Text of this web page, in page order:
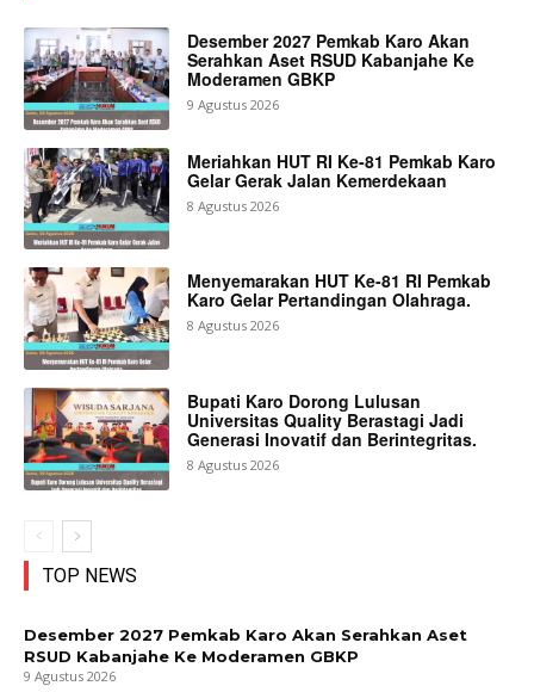
Desember 2027 Pemkab Karo Akan
Serahkan Aset RSUD Kabanjahe Ke
Moderamen GBKP
9 Agustus 2026
Meriahkan HUT RI Ke-81 Pemkab Karo
Gelar Gerak Jalan Kemerdekaan
8 Agustus 2026
Menyemarakan HUT Ke-81 RI Pemkab
Karo Gelar Pertandingan Olahraga.
8 Agustus 2026
Bupati Karo Dorong Lulusan
Universitas Quality Berastagi Jadi
Generasi Inovatif dan Berintegritas.
8 Agustus 2026
TOP NEWS
Desember 2027 Pemkab Karo Akan Serahkan Aset
RSUD Kabanjahe Ke Moderamen GBKP
9 Agustus 2026